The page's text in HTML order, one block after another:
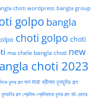
choti wordpress bangla group
golpo bangla
choti golpo choti
ma chele bangla choti new
choti 2023
চুদার গল্প গুদ মারা থ্রীসাম চুদাচুদির গল্প
গল্প প্রেমিক-প্রেমিকাকে চুদার গল্প বউ চোদার